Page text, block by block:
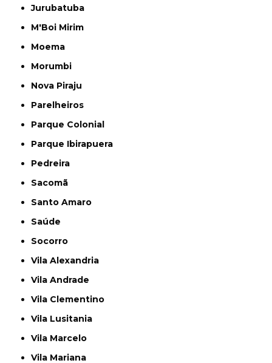
Jurubatuba
M'Boi Mirim
Moema
Morumbi
Nova Piraju
Parelheiros
Parque Colonial
Parque Ibirapuera
Pedreira
Sacomã
Santo Amaro
Saúde
Socorro
Vila Alexandria
Vila Andrade
Vila Clementino
Vila Lusitania
Vila Marcelo
Vila Mariana